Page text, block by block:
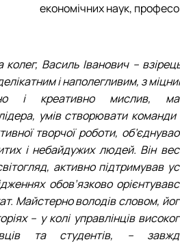
економічних наук,
Василь Іванович –
і наполегливим, з
і креативно мислив,
умів створювати команди
творчої роботи,
і небайдужих людей. Він
активно підтримував
обов’язково
Майстерно володів словом,
– у колі управлінців
та студентів, –